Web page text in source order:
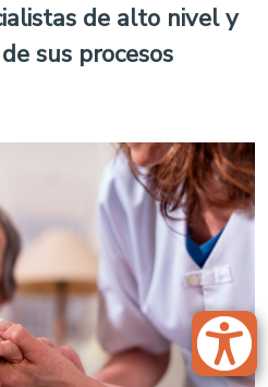
de alto nivel y
sus procesos